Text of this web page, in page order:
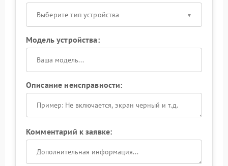
Выберите тип устройства
Модель устройства:
Описание неисправности:
Комментарий к заявке: